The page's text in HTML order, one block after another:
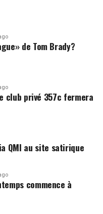
de Tom Brady?
club privé 357c fermera
QMI au site satirique
commence à